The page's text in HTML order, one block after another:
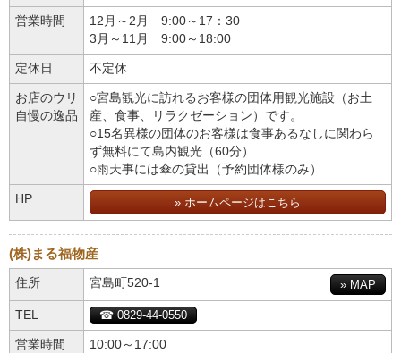
営業時間
12月～2月 9:00～17：30
3月～11月 9:00～18:00
定休日 不定休
お店のウリ
自慢の逸品
○宮島観光に訪れるお客様の団体用観光施設（お土
産、食事、リラクゼーション）です。
○15名異様の団体のお客様は食事あるなしに関わら
ず無料にて島内観光（60分）
○雨天事には傘の貸出（予約団体様のみ）
HP » ホームページはこちら
(株)まる福物産
住所 » MAP
宮島町520-1
TEL ☎ 0829-44-0550
営業時間 10:00～17:00